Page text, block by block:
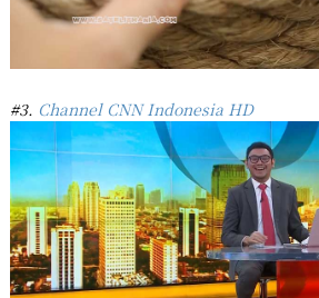
#3. Channel CNN Indonesia HD